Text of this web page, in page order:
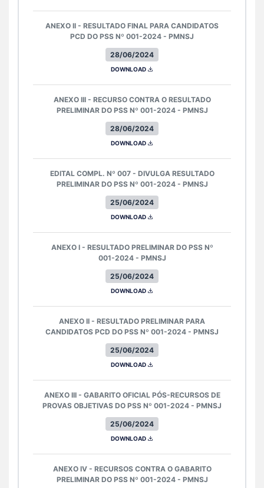
28/06/2024
ANEXO II - RESULTADO FINAL PARA CANDIDATOS
PCD DO PSS Nº 001-2024 - PMNSJ
DOWNLOAD
28/06/2024
ANEXO III - RECURSO CONTRA O RESULTADO
PRELIMINAR DO PSS Nº 001-2024 - PMNSJ
DOWNLOAD
25/06/2024
EDITAL COMPL. Nº 007 - DIVULGA RESULTADO
PRELIMINAR DO PSS Nº 001-2024 - PMNSJ
DOWNLOAD
25/06/2024
ANEXO I - RESULTADO PRELIMINAR DO PSS Nº
001-2024 - PMNSJ
DOWNLOAD
25/06/2024
ANEXO II - RESULTADO PRELIMINAR PARA
CANDIDATOS PCD DO PSS Nº 001-2024 - PMNSJ
DOWNLOAD
25/06/2024
ANEXO III - GABARITO OFICIAL PÓS-RECURSOS DE
PROVAS OBJETIVAS DO PSS Nº 001-2024 - PMNSJ
DOWNLOAD
ANEXO IV - RECURSOS CONTRA O GABARITO
PRELIMINAR DO PSS Nº 001-2024 - PMNSJ